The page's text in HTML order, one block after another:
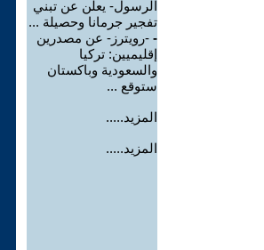
الرسول- يعلن عن تبني
تفجير جرمانا وحصيلة ...
- -رويترز- عن مصدرين
إقليميين: تركيا
والسعودية وباكستان
ستوقع ...
المزيد.....
المزيد.....